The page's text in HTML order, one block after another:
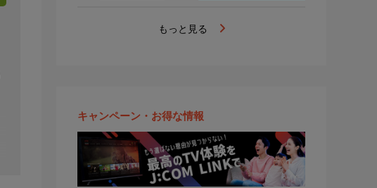
もっと見る
キャンペーン・お得な情報